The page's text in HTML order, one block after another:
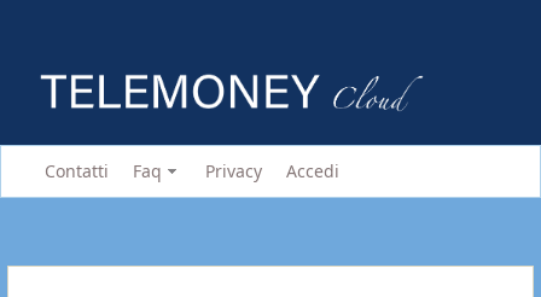
Contatti Faq Privacy Accedi